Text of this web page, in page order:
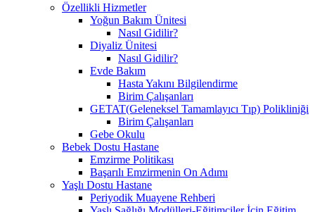
Özellikli Hizmetler
Yoğun Bakım Ünitesi
Nasıl Gidilir?
Diyaliz Ünitesi
Nasıl Gidilir?
Evde Bakım
Hasta Yakını Bilgilendirme
Birim Çalışanları
GETAT(Geleneksel Tamamlayıcı Tıp) Polikliniği
Birim Çalışanları
Gebe Okulu
Bebek Dostu Hastane
Emzirme Politikası
Başarılı Emzirmenin On Adımı
Yaşlı Dostu Hastane
Periyodik Muayene Rehberi